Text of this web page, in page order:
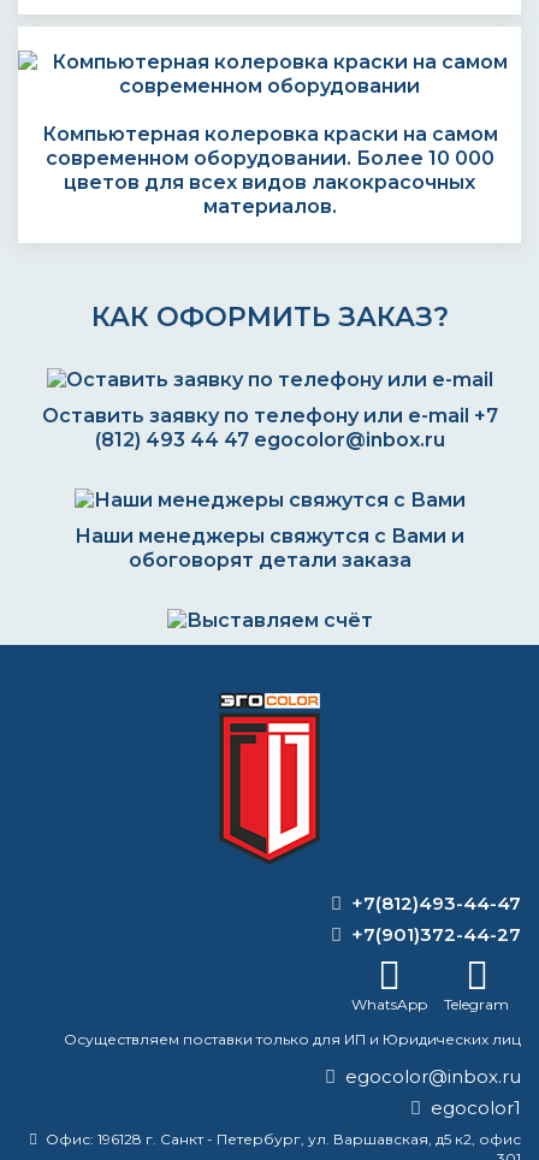
Компьютерная колеровка краски на самом
современном оборудовании. Более 10 000
цветов для всех видов лакокрасочных
материалов.
КАК ОФОРМИТЬ ЗАКАЗ?
Оставить заявку по телефону или e-mail +7
(812) 493 44 47 egocolor@inbox.ru
Наши менеджеры свяжутся с Вами и
обоговорят детали заказа
ВОПРОС-ОТВЕТ
Чем отличается фактурная краска от
Как быстро образуется патина?
Можно ли использовать текстурный
валик с обычной краской?
+7(812)493-44-47
+7(901)372-44-27
WhatsApp
Telegram
Осуществляем поставки только для ИП и Юридических лиц
egocolor@inbox.ru
egocolor1
Офис: 196128 г. Санкт - Петербург, ул. Варшавская, д5 к2, офис